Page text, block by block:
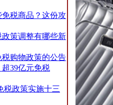
税商品？这份攻
策调整有哪些新
购物政策的公告
39亿元免税
税政策实施十三